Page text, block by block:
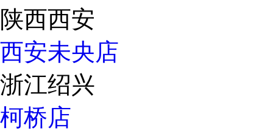
陕西西安
西安未央店
浙江绍兴
柯桥店